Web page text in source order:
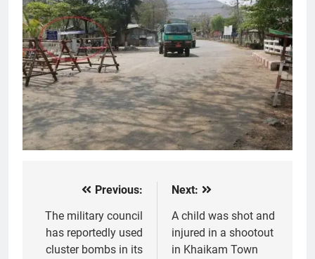
navigation
Previous:
The military council
has reportedly used
cluster bombs in its
Next:
A child was shot and
injured in a shootout
in Khaikam Town